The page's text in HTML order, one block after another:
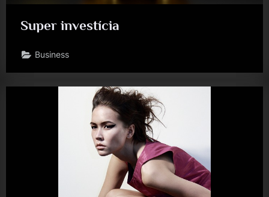
Super investícia
Business